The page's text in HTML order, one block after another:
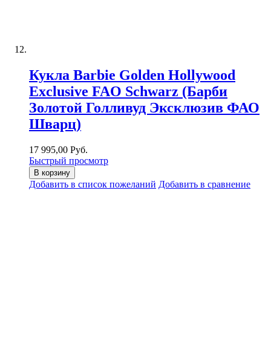
Кукла Barbie Golden Hollywood
Exclusive FAO Schwarz (Барби
Золотой Голливуд Эксклюзив ФАО
Шварц)
17 995,00 Руб.
Быстрый просмотр
В корзину
Добавить в список пожеланий Добавить в сравнение